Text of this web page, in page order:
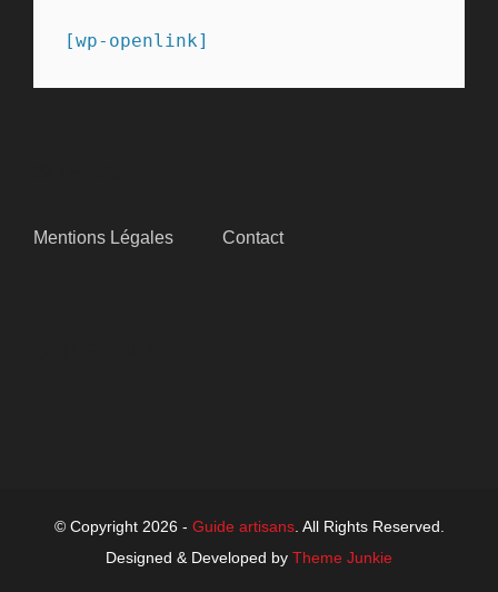
[wp-openlink]
Mentions Légales Contact
© Copyright 2026 - Guide artisans. All Rights Reserved.
Designed & Developed by Theme Junkie